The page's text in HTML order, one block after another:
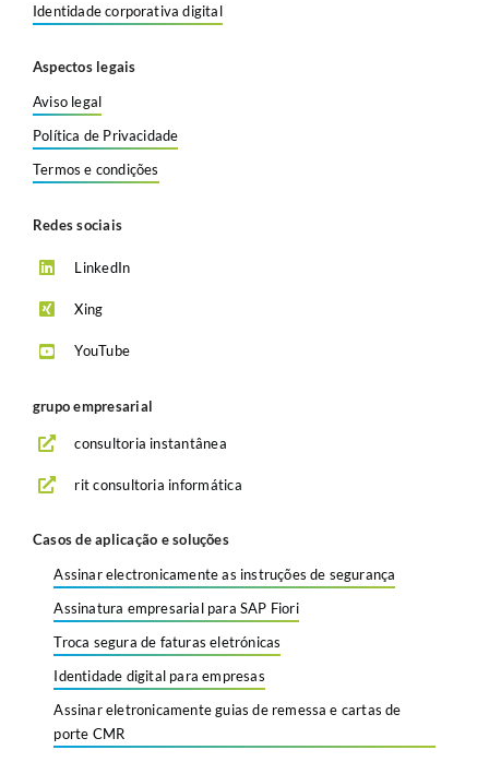
Identidade corporativa digital
Aspectos legais
Aviso legal
Política de Privacidade
Termos e condições
Redes sociais
LinkedIn
Xing
YouTube
grupo empresarial
consultoria instantânea
rit consultoria informática
Casos de aplicação e soluções
Assinar electronicamente as instruções de segurança
Assinatura empresarial para SAP Fiori
Troca segura de faturas eletrónicas
Identidade digital para empresas
Assinar eletronicamente guias de remessa e cartas de
porte CMR